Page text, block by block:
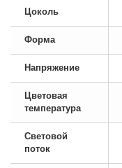
Цоколь
Форма
Напряжение
Цветовая
температура
Световой
поток